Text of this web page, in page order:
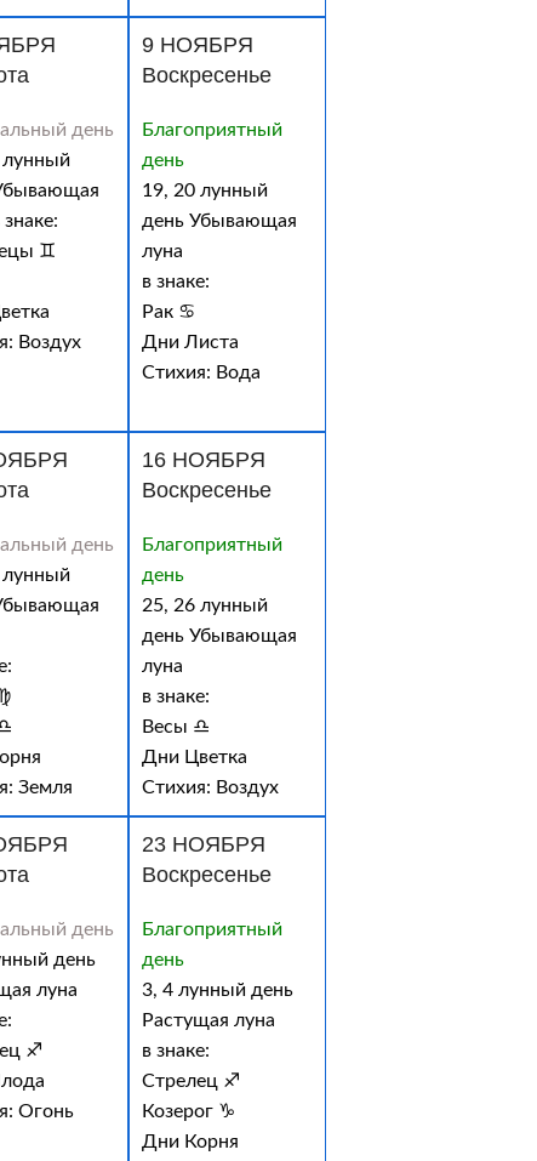
день
лунный
♊
Воздух
9 НОЯБРЯ
Воскресенье
Благоприятный
день
19, 20 лунный
день Убывающая
луна
в знаке:
Рак ♋
Дни Листа
Стихия: Вода
день
Земля
16 НОЯБРЯ
Воскресенье
Благоприятный
день
25, 26 лунный
день Убывающая
луна
в знаке:
Весы ♎
Дни Цветка
Стихия: Воздух
день
день
луна
♐
Огонь
23 НОЯБРЯ
Воскресенье
Благоприятный
день
3, 4 лунный день
Растущая луна
в знаке:
Стрелец ♐
Козерог ♑
Дни Корня